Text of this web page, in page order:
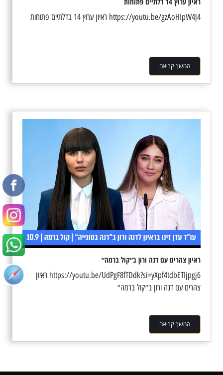
https://youtu.be/gzAoHIpW4J4 ראיון ערוץ 14 בדלתיים פתוחות
המשך קריאה
ראיון צהרים עם דנה ורון ב״קול ברמה״
https://youtu.be/UdPgF8fTDdk?si=yXpf4tdbETIjpgj6 ראיון
צהרים עם דנה ורון ב״קול ברמה״
המשך קריאה